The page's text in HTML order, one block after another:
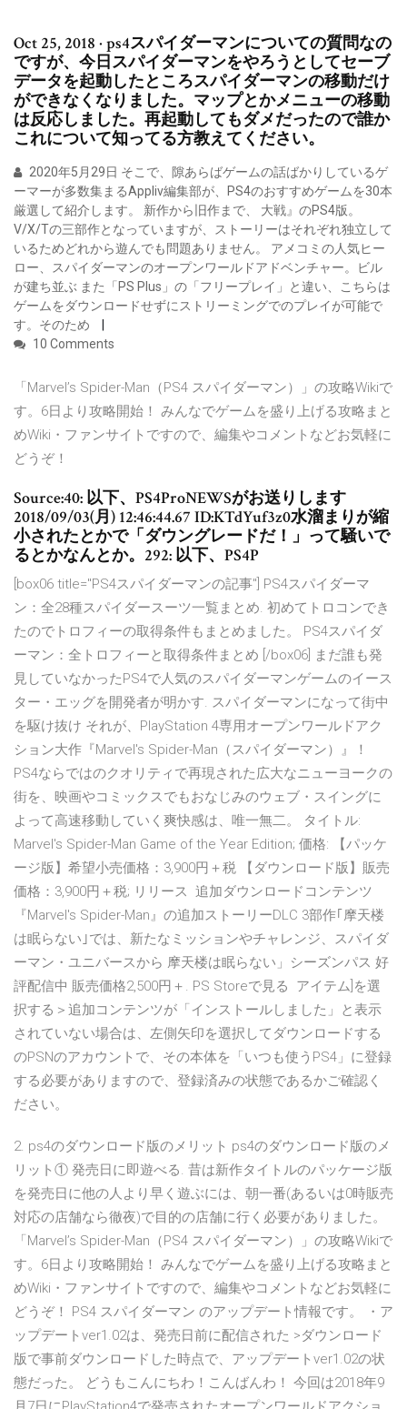
Oct 25, 2018 · ps4スパイダーマンについての質問なの
ですが、今日スパイダーマンをやろうとしてセーブ
データを起動したところスパイダーマンの移動だけ
ができなくなりました。マップとかメニューの移動
は反応しました。再起動してもダメだったので誰か
これについて知ってる方教えてください。
2020年5月29日 そこで、隙あらばゲームの話ばかりしているゲ
ーマーが多数集まるAppliv編集部が、PS4のおすすめゲームを30本
厳選して紹介します。 新作から旧作まで、 大戦』のPS4版。
V/X/Tの三部作となっていますが、ストーリーはそれぞれ独立して
いるためどれから遊んでも問題ありません。 アメコミの人気ヒー
ロー、スパイダーマンのオープンワールドアドベンチャー。ビル
が建ち並ぶ また「PS Plus」の「フリープレイ」と違い、こちらは
ゲームをダウンロードせずにストリーミングでのプレイが可能で
す。そのため
10 Comments
「Marvel’s Spider-Man（PS4 スパイダーマン）」の攻略Wikiで
す。6日より攻略開始！ みんなでゲームを盛り上げる攻略まと
めWiki・ファンサイトですので、編集やコメントなどお気軽に
どうぞ！
Source:40: 以下、PS4ProNEWSがお送りします
2018/09/03(月) 12:46:44.67 ID:KTdYuf3z0水溜まりが縮
小されたとかで「ダウングレードだ！」って騒いで
るとかなんとか。292: 以下、PS4P
[box06 title="PS4スパイダーマンの記事"] PS4スパイダーマ
ン：全28種スパイダースーツ一覧まとめ. 初めてトロコンでき
たのでトロフィーの取得条件もまとめました。 PS4スパイダ
ーマン：全トロフィーと取得条件まとめ [/box06] まだ誰も発
見していなかったPS4で人気のスパイダーマンゲームのイース
ター・エッグを開発者が明かす. スパイダーマンになって街中
を駆け抜け それが、PlayStation 4専用オープンワールドアク
ション大作『Marvel's Spider-Man（スパイダーマン）』！
PS4ならではのクオリティで再現された広大なニューヨークの
街を、映画やコミックスでもおなじみのウェブ・スイングに
よって高速移動していく爽快感は、唯一無二。 タイトル:
Marvel's Spider-Man Game of the Year Edition; 価格: 【パッケ
ージ版】希望小売価格：3,900円＋税 【ダウンロード版】販売
価格：3,900円＋税; リリース 追加ダウンロードコンテンツ
『Marvel's Spider-Man』の追加ストーリーDLC 3部作｢摩天楼
は眠らない｣では、新たなミッションやチャレンジ、スパイダ
ーマン・ユニバースから 摩天楼は眠らない」シーズンパス 好
評配信中 販売価格2,500円＋. PS Storeで見る アイテム]を選
択する＞追加コンテンツが「インストールしました」と表示
されていない場合は、左側矢印を選択してダウンロードする
のPSNのアカウントで、その本体を「いつも使うPS4」に登録
する必要がありますので、登録済みの状態であるかご確認く
ださい。
2. ps4のダウンロード版のメリット ps4のダウンロード版のメ
リット① 発売日に即遊べる. 昔は新作タイトルのパッケージ版
を発売日に他の人より早く遊ぶには、朝一番(あるいは0時販売
対応の店舗なら徹夜)で目的の店舗に行く必要がありました。
「Marvel’s Spider-Man（PS4 スパイダーマン）」の攻略Wikiで
す。6日より攻略開始！ みんなでゲームを盛り上げる攻略まと
めWiki・ファンサイトですので、編集やコメントなどお気軽に
どうぞ！ PS4 スパイダーマン のアップデート情報です。 ・ア
ップデートver1.02は、発売日前に配信された >ダウンロード
版で事前ダウンロードした時点で、アップデートver1.02の状
態だった。 どうもこんにちわ！こんばんわ！ 今回は2018年9